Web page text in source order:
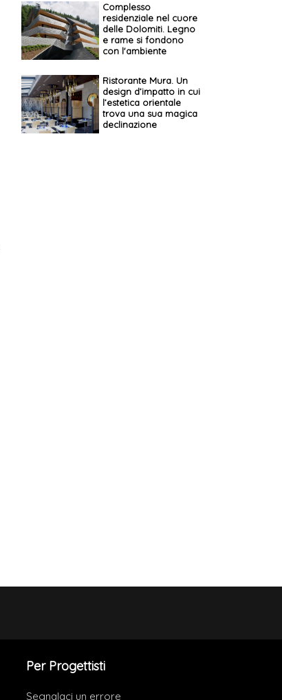
Complesso
residenziale nel cuore
delle Dolomiti. Legno
e rame si fondono
con l'ambiente
Ristorante Mura. Un
design d’impatto in cui
l’estetica orientale
trova una sua magica
declinazione
Per Progettisti
Segnalaci un errore